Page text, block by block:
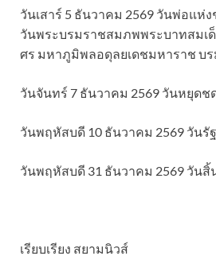
วันเสาร์ 5 ธันวาคม 2569 วันพ่อแห่
วันพระบรมราชสมภพพระบาทสมเ
ศร มหาภูมิพลอดุลยเดชมหาราช บ
วันจันทร์ 7 ธันวาคม 2569 วันหยุด
วันพฤหัสบดี 10 ธันวาคม 2569 วัน
วันพฤหัสบดี 31 ธันวาคม 2569 วันสิ้
เรียบเรียง สยามนิวส์